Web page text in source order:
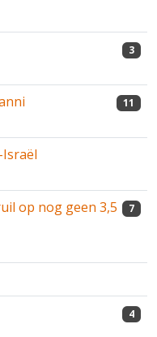
3
11
op nog geen 3,5
7
4